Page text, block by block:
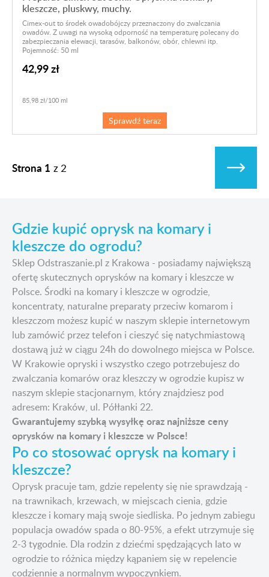
kleszcze, pluskwy, muchy.
Cimex-out to środek owadobójczy przeznaczony do zwalczania
owadów. Z uwagi na wysoką odporność na temperaturę polecany do
zabezpieczania elewacji, tarasów, balkonów, obór, chlewni itp.
Pojemność: 50 ml
42,99 zł
85,98 zł/100 ml
Sprawdź teraz
Strona 1 z2
Gdzie kupić oprysk na komary i
kleszcze do ogrodu?
Sklep Odstraszanie.pl z Krakowa - posiadamy największą
ofertę skutecznych oprysków na komary i kleszcze w
Polsce. Środki na komary i kleszcze w ogrodzie,
koncentraty, naturalne preparaty przeciw komarom i
kleszczom możesz kupić w naszym sklepie internetowym
lub zamówić przez telefon i cieszyć się natychmiastową
dostawą już w ciągu 24h do dowolnego miejsca w Polsce.
W Krakowie opryski i wszystko czego potrzebujesz do
zwalczania komarów oraz kleszczy w ogrodzie kupisz w
naszym sklepie stacjonarnym, który znajdziesz pod
adresem: Kraków, ul. Półłanki 22.
Gwarantujemy szybką wysyłkę oraz najniższe ceny
oprysków na komary i kleszcze w Polsce!
Po co stosować oprysk na komary i
kleszcze?
Oprysk pracuje tam, gdzie repelenty się nie sprawdzają -
na trawnikach, krzewach, w miejscach cienia, gdzie
kleszcze i komary mają swoje siedliska. Po jednym zabiegu
populacja owadów spada o 80-95%, a efekt utrzymuje się
2-3 tygodnie. Dla rodzin z dziećmi spędzających lato w
ogrodzie to różnica między kąpaniem się w repelencie
codziennie a normalnym wypoczynkiem.